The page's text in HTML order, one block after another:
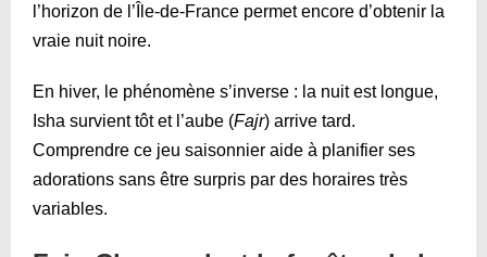
l’horizon de l’Île-de-France permet encore d’obtenir la
vraie nuit noire.
En hiver, le phénomène s’inverse : la nuit est longue,
Isha survient tôt et l’aube (Fajr) arrive tard.
Comprendre ce jeu saisonnier aide à planifier ses
adorations sans être surpris par des horaires très
variables.